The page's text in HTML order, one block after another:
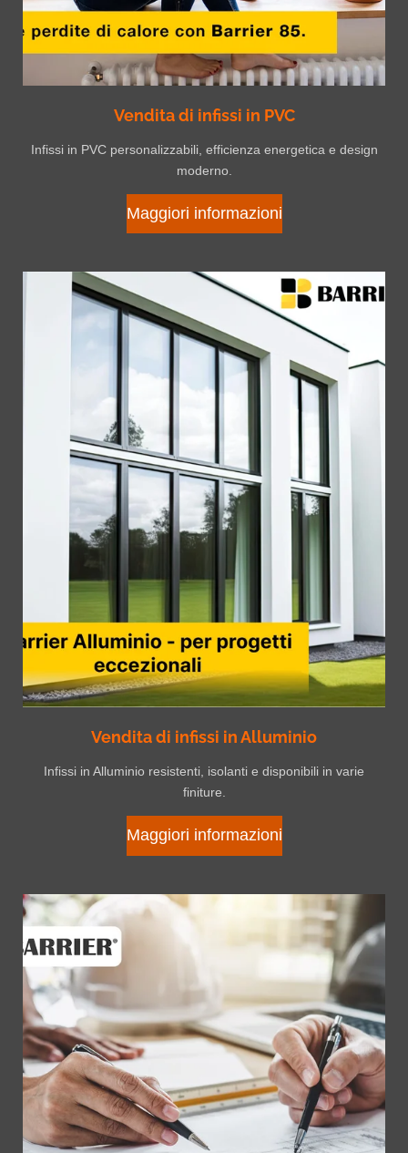
Vendita di infissi in PVC
Infissi in PVC personalizzabili, efficienza energetica e design
moderno.
Maggiori informazioni
Vendita di infissi in Alluminio
Infissi in Alluminio resistenti, isolanti e disponibili in varie
finiture.
Maggiori informazioni